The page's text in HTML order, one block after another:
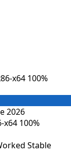
2026
x64 100%